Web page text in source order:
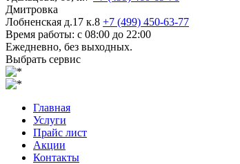
Дмитровка
Лобненская д.17 к.8 +7 (499) 450-63-77
Время работы: с 08:00 до 22:00
Ежедневно, без выходных.
Выбрать сервис
Главная
Услуги
Прайс лист
Акции
Контакты